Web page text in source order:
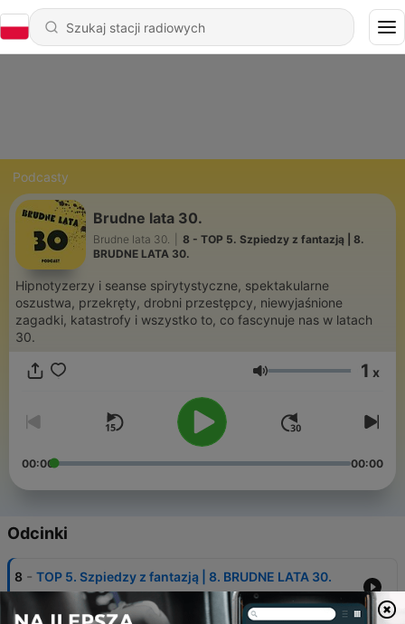
Podcasty
Brudne lata 30.
Brudne lata 30.
8 - TOP 5. Szpiedzy z fantazją | 8.
BRUDNE LATA 30.
Hipnotyzerzy i seanse spirytystyczne, spektakularne
oszustwa, przekręty, drobni przestępcy, niewyjaśnione
zagadki, katastrofy i wszystko to, co fascynuje nas w latach
30.
Głośność 1 x
00:00 00:00
Odcinki
8 - TOP 5. Szpiedzy z fantazją | 8. BRUDNE LATA 30.